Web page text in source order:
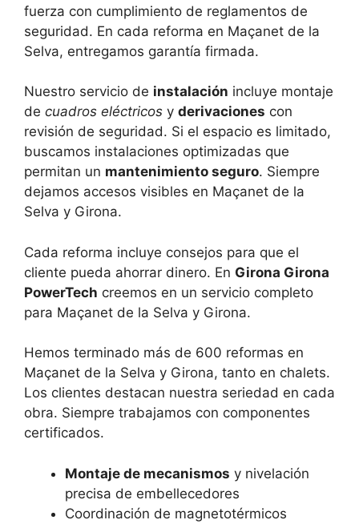
fuerza con cumplimiento de reglamentos de
seguridad. En cada reforma en Maçanet de la
Selva, entregamos garantía firmada.
Nuestro servicio de instalación incluye montaje
de cuadros eléctricos y derivaciones con
revisión de seguridad. Si el espacio es limitado,
buscamos instalaciones optimizadas que
permitan un mantenimiento seguro. Siempre
dejamos accesos visibles en Maçanet de la
Selva y Girona.
Cada reforma incluye consejos para que el
cliente pueda ahorrar dinero. En Girona Girona
PowerTech creemos en un servicio completo
para Maçanet de la Selva y Girona.
Hemos terminado más de 600 reformas en
Maçanet de la Selva y Girona, tanto en chalets.
Los clientes destacan nuestra seriedad en cada
obra. Siempre trabajamos con componentes
certificados.
Montaje de mecanismos y nivelación
precisa de embellecedores
Coordinación de magnetotérmicos